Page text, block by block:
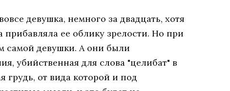
девушка, немного за двадцать, хотя
прибавляла ее облику зрелости. Но при
самой девушки. А они были
убийственная для слова "целибат" в
грудь, от вида которой и под